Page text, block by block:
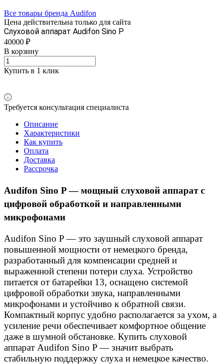
Все товары бренда Audifon
Цена действительна только для сайта
Слуховой аппарат Audifon Sino P
40000 ₽
В корзину
Купить в 1 клик
Требуется консультация специалиста
Описание
Характеристики
Как купить
Оплата
Доставка
Рассрочка
Audifon Sino P — мощный слуховой аппарат с
цифровой обработкой и направленными
микрофонами
Audifon Sino P — это заушный слуховой аппарат
повышенной мощности от немецкого бренда,
разработанный для компенсации средней и
выраженной степени потери слуха. Устройство
питается от батарейки 13, оснащено системой
цифровой обработки звука, направленными
микрофонами и устойчиво к обратной связи.
Компактный корпус удобно располагается за ухом, а
усиление речи обеспечивает комфортное общение
даже в шумной обстановке. Купить слуховой
аппарат Audifon Sino P — значит выбрать
стабильную поддержку слуха и немецкое качество.